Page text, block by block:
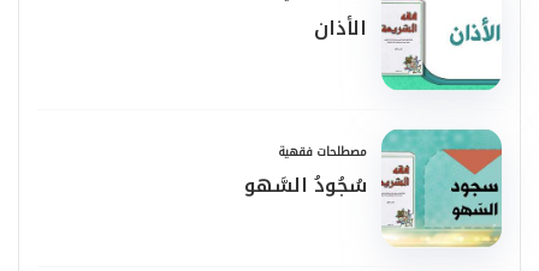
الأذان
مصطلحات فقهية
سُجُودُ السَّهو